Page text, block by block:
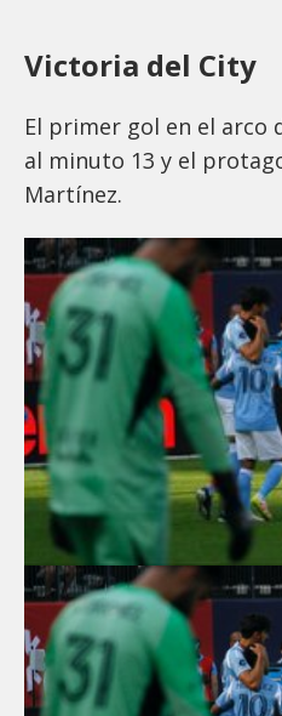
Victoria del City
El primer gol en el arco
al minuto 13 y el
Martínez.